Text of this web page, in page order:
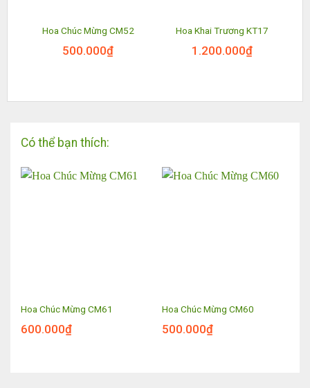
Hoa Chúc Mừng CM52
500.000₫
Hoa Khai Trương KT17
1.200.000₫
Có thể bạn thích:
Hoa Chúc Mừng CM61
600.000₫
Hoa Chúc Mừng CM60
500.000₫